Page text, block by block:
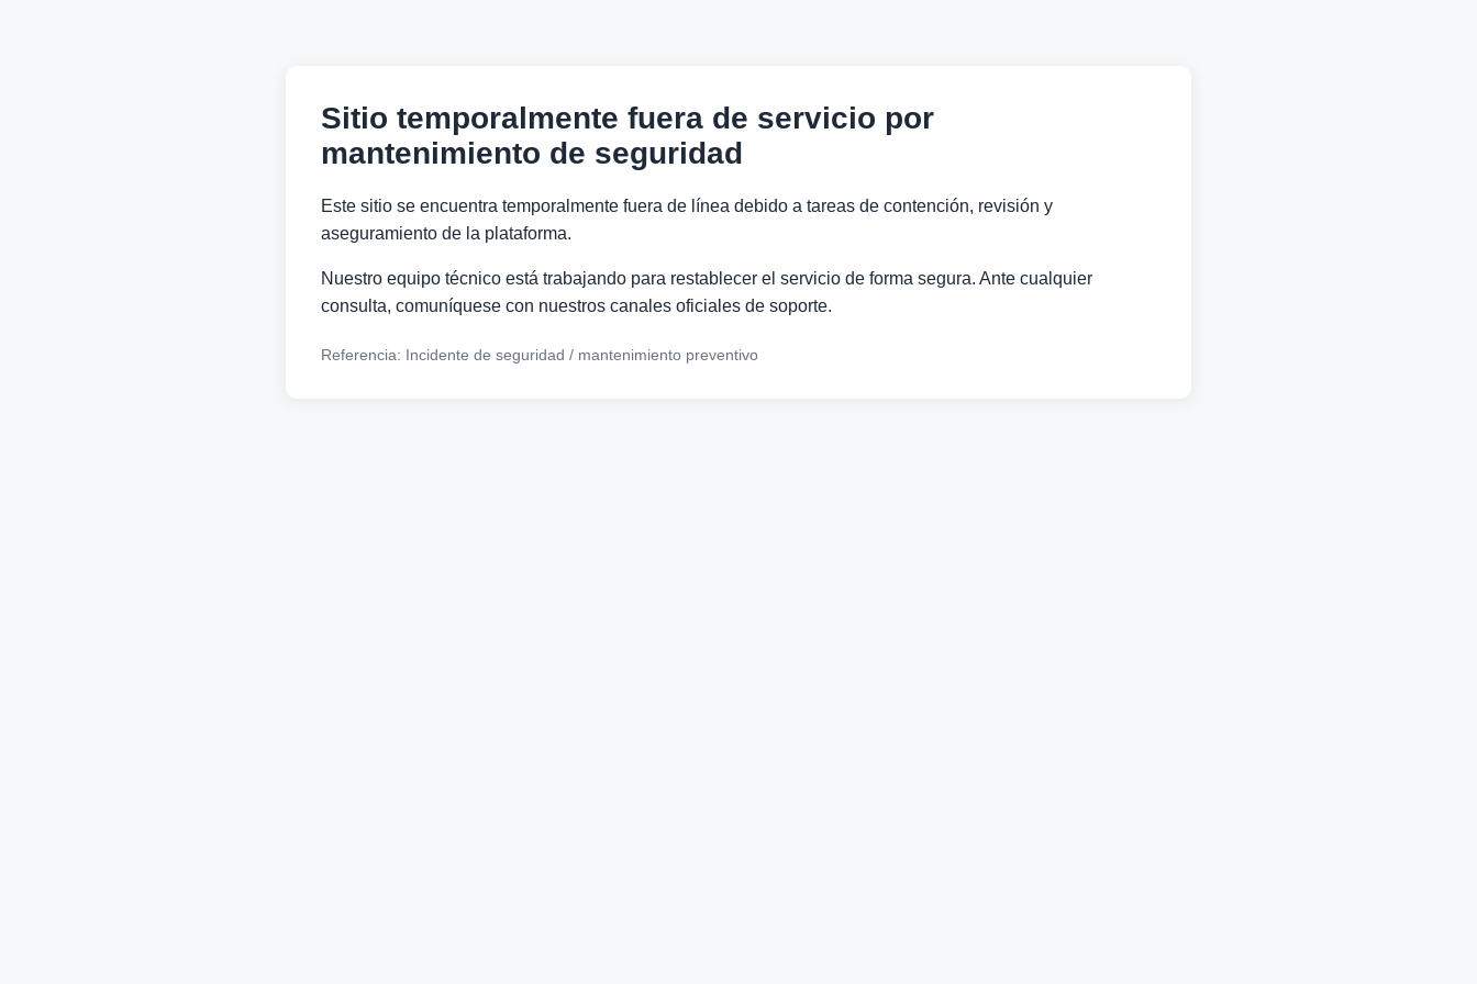
Sitio temporalmente fuera de servicio por
mantenimiento de seguridad
Este sitio se encuentra temporalmente fuera de línea debido a tareas de contención, revisión y
aseguramiento de la plataforma.
Nuestro equipo técnico está trabajando para restablecer el servicio de forma segura. Ante cualquier
consulta, comuníquese con nuestros canales oficiales de soporte.
Referencia: Incidente de seguridad / mantenimiento preventivo